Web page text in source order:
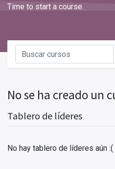
Time to start a course.
Tablero de líderes
No hay tablero de líderes aún :(
No se ha creado un